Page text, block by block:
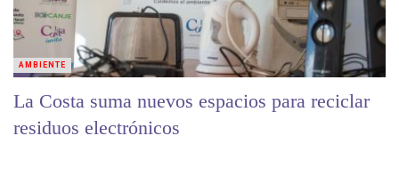
La Costa suma nuevos espacios para reciclar
residuos electrónicos
AMBIENTE